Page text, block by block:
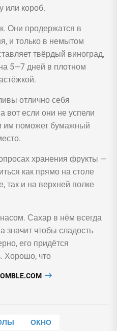
или короб.
Они продержатся в
и только в немытом
твёрдый виноград,
5—7 дней в плотном
отлично себя
вот если они не успели
им поможет бумажный
хранения фрукты —
как прямо на столе
так и на верхней полке
Сахар в нём всегда
значит чтобы сладость
его придётся
Хорошо, что
ОКНО